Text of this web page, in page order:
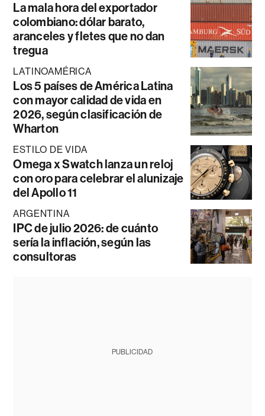
La mala hora del exportador
colombiano: dólar barato,
aranceles y fletes que no dan
tregua
LATINOAMÉRICA
Los 5 países de América Latina
con mayor calidad de vida en
2026, según clasificación de
Wharton
ESTILO DE VIDA
Omega x Swatch lanza un reloj
con oro para celebrar el alunizaje
del Apollo 11
ARGENTINA
IPC de julio 2026: de cuánto
sería la inflación, según las
consultoras
PUBLICIDAD